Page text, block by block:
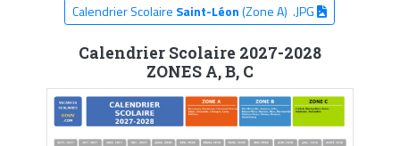
Calendrier Scolaire Saint-Léon(Zone A) .JPG
Calendrier Scolaire 2027-2028
ZONES A, B, C